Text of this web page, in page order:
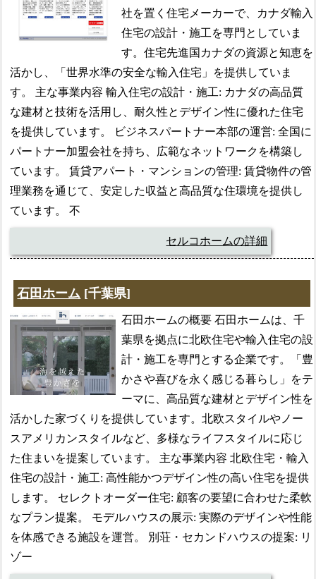
社を置く住宅メーカーで、カナダ輸入
住宅の設計・施工を専門としていま
す。住宅先進国カナダの資源と知恵を
活かし、「世界水準の安全な輸入住宅」を提供していま
す。 主な事業内容 輸入住宅の設計・施工: カナダの高品質
な建材と技術を活用し、耐久性とデザイン性に優れた住宅
を提供しています。 ビジネスパートナー本部の運営: 全国に
パートナー加盟会社を持ち、広範なネットワークを構築し
ています。 賃貸アパート・マンションの管理: 賃貸物件の管
理業務を通じて、安定した収益と高品質な住環境を提供し
ています。 不
セルコホームの詳細
石田ホーム [千葉県]
石田ホームの概要 石田ホームは、千
葉県を拠点に北欧住宅や輸入住宅の設
計・施工を専門とする企業です。「豊
かさや喜びを永く感じる暮らし」をテ
ーマに、高品質な建材とデザイン性を
活かした家づくりを提供しています。北欧スタイルやノー
スアメリカンスタイルなど、多様なライフスタイルに応じ
た住まいを提案しています。 主な事業内容 北欧住宅・輸入
住宅の設計・施工: 高性能かつデザイン性の高い住宅を提供
します。 セレクトオーダー住宅: 顧客の要望に合わせた柔軟
なプラン提案。 モデルハウスの展示: 実際のデザインや性能
を体感できる施設を運営。 別荘・セカンドハウスの提案: リ
ゾー